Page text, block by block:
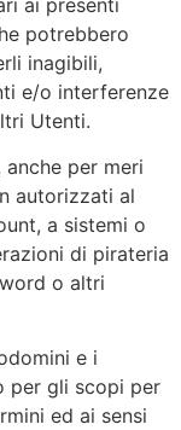
potrebbero
inagibili,
e/o interferenze
Utenti.
per meri
autorizzati al
a sistemi o
di pirateria
o altri
e i
per gli scopi per
ed ai sensi